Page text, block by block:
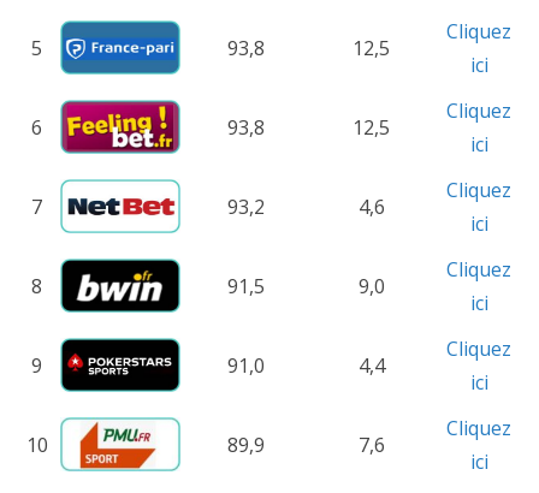
5 93,8 12,5
Cliquez
ici
6 93,8 12,5
Cliquez
ici
7 93,2 4,6
Cliquez
ici
8 91,5 9,0
Cliquez
ici
9 91,0 4,4
Cliquez
ici
10 89,9 7,6
Cliquez
ici